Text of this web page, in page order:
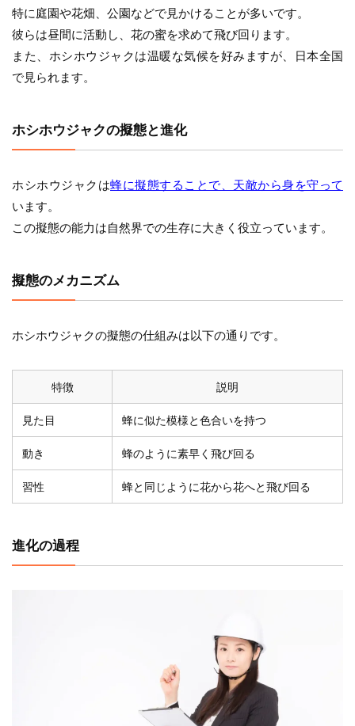
特に庭園や花畑、公園などで見かけることが多いです。
彼らは昼間に活動し、花の蜜を求めて飛び回ります。
また、ホシホウジャクは温暖な気候を好みますが、日本全国
で見られます。
ホシホウジャクの擬態と進化
ホシホウジャクは蜂に擬態することで、天敵から身を守って
います。
この擬態の能力は自然界での生存に大きく役立っています。
擬態のメカニズム
ホシホウジャクの擬態の仕組みは以下の通りです。
特徴 説明
見た目 蜂に似た模様と色合いを持つ
動き 蜂のように素早く飛び回る
習性 蜂と同じように花から花へと飛び回る
進化の過程